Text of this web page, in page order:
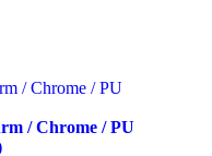
/ Chrome / PU